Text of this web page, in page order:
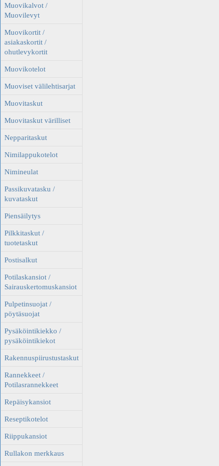
Muovikalvot /
Muovilevyt
Muovikortit /
asiakaskortit /
ohutlevykortit
Muovikotelot
Muoviset välilehtisarjat
Muovitaskut
Muovitaskut värilliset
Nepparitaskut
Nimilappukotelot
Nimineulat
Passikuvatasku /
kuvataskut
Piensäilytys
Pilkkitaskut /
tuotetaskut
Postisalkut
Potilaskansiot /
Sairauskertomuskansiot
Pulpetinsuojat /
pöytäsuojat
Pysäköintikiekko /
pysäköintikiekot
Rakennuspiirustustaskut
Rannekkeet /
Potilasrannekkeet
Repäisykansiot
Reseptikotelot
Riippukansiot
Rullakon merkkaus